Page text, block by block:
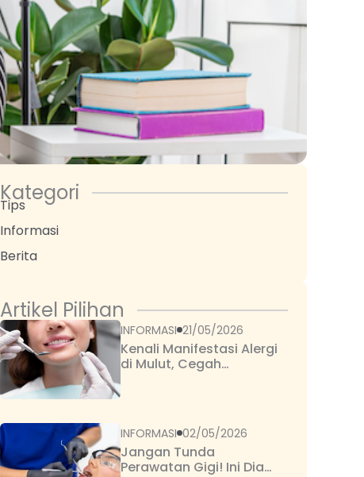
Kategori
Tips
Informasi
Berita
Artikel Pilihan
INFORMASI 21/05/2026
Kenali Manifestasi Alergi
di Mulut, Cegah
INFORMASI 02/05/2026
Jangan Tunda
Perawatan Gigi! Ini Dia